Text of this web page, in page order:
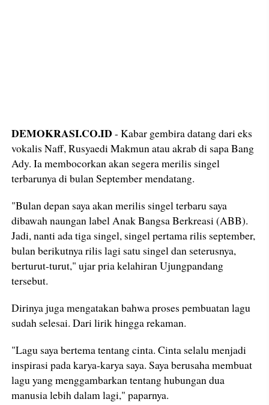
DEMOKRASI.CO.ID- Kabar gembira datang dari eks
vokalis Naff, Rusyaedi Makmun atau akrab di sapa Bang
Ady. Ia membocorkan akan segera merilis singel
terbarunya di bulan September mendatang.
"Bulan depan saya akan merilis singel terbaru saya
dibawah naungan label Anak Bangsa Berkreasi (ABB).
Jadi, nanti ada tiga singel, singel pertama rilis september,
bulan berikutnya rilis lagi satu singel dan seterusnya,
berturut-turut," ujar pria kelahiran Ujungpandang
tersebut.
Dirinya juga mengatakan bahwa proses pembuatan lagu
sudah selesai. Dari lirik hingga rekaman.
"Lagu saya bertema tentang cinta. Cinta selalu menjadi
inspirasi pada karya-karya saya. Saya berusaha membuat
lagu yang menggambarkan tentang hubungan dua
manusia lebih dalam lagi," paparnya.